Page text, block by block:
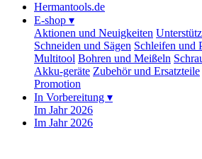
Hermantools.de
E-shop ▾
Aktionen und Neuigkeiten
Schneiden und Sägen Schleifen und
Multitool Bohren und Meißeln
Akku-geräte Zubehör und Ersatzteile
Promotion
In Vorbereitung ▾
Im Jahr 2026
Im Jahr 2026